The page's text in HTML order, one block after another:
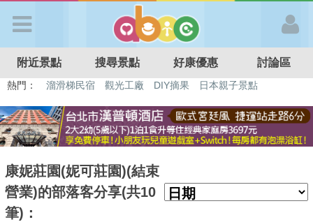
APP登入
首 頁
好康優惠
附近景點 搜尋景點 好康優惠 討論區
熱門： 溜滑梯民宿 觀光工廠 DIY摘果
日本親子景點
康妮莊園(妮可莊園)(結束
營業)的部落客分享(共10
筆)：